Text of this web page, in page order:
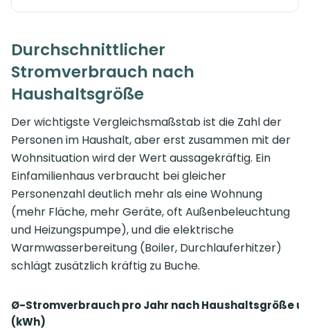
Durchschnittlicher
Stromverbrauch nach
Haushaltsgröße
Der wichtigste Vergleichsmaßstab ist die Zahl der
Personen im Haushalt, aber erst zusammen mit der
Wohnsituation wird der Wert aussagekräftig. Ein
Einfamilienhaus verbraucht bei gleicher
Personenzahl deutlich mehr als eine Wohnung
(mehr Fläche, mehr Geräte, oft Außenbeleuchtung
und Heizungspumpe), und die elektrische
Warmwasserbereitung (Boiler, Durchlauferhitzer)
schlägt zusätzlich kräftig zu Buche.
Ø-Stromverbrauch pro Jahr nach Haushaltsgröße
(kWh)